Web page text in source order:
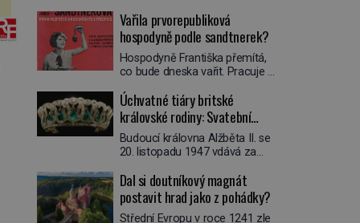
víří kolotoč myšlenek. Když se
probere z mdlob, vzpomene si
na jednu z pařížských
jasnovidek, kterou před lety
navštívil. Prorokovala mu
vysmál. „Robespierre to
dotáhne hodně daleko,“
prohlásil o něm jiný významný
francouzský revolucionář,
Honoré de Mirabeau […]
Vařila prvorepubliková
hospodyně podle sandtnerek?
Hospodyně Františka přemítá,
co bude dneska vařit. Pracuje v
mlsný jazýček. Zalistuje proto
rychle v jedné ze „sandtnerek“.
„Zaplaťpánbůh, že už
nemusíme chodit s lístky,“
povzdechne si směrem ke
ruce. Ještě v prvních letech
nové republiky fungoval kvůli
nedostatku zboží přídělový
Úchvatné tiáry britské
královské rodiny: Svatební
klenot Alžbětě II. praskl
Budoucí královna Alžběta II. se
20. listopadu 1947 vdává za
Mountbattena. Aby měla na
obřad ve Westminsteru podle
tradice „něco vypůjčeného“, její
Dal si doutníkový magnát
postavit hrad jako z pohádky?
Střední Evropu v roce 1241 zle